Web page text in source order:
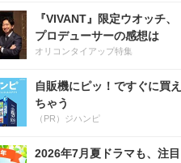
『VIVANT』限定ウオッチ、
プロデューサーの感想は
オリコンタイアップ特集
自販機にピッ！ですぐに買え
ちゃう
（PR）ジハンピ
2026年7月夏ドラマも、注目